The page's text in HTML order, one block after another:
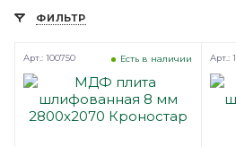
ФИЛЬТР
Есть в наличии
Арт.: 100750 Арт.: